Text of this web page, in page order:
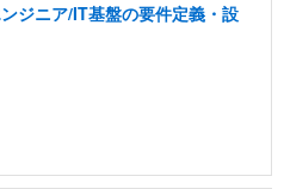
ジニア/IT基盤の要件定義・設